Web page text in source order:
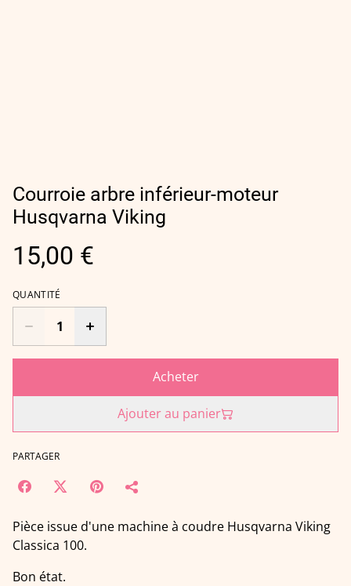
Courroie arbre inférieur-moteur
Husqvarna Viking
15,00 €
QUANTITÉ
Acheter
Ajouter au panier
PARTAGER
Pièce issue d'une machine à coudre Husqvarna Viking
Classica 100.
Bon état.